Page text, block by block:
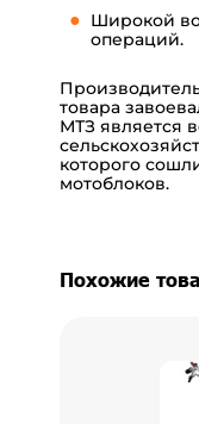
Широкой
операций.
товара
МТЗ является
которого
мотоблоков.
Похожие